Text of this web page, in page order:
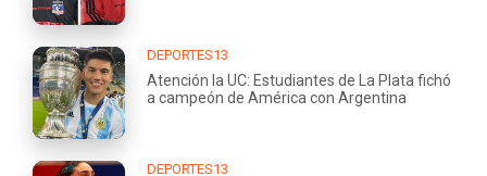
DEPORTES13
Atención la UC: Estudiantes de La Plata fichó
a campeón de América con Argentina
DEPORTES13